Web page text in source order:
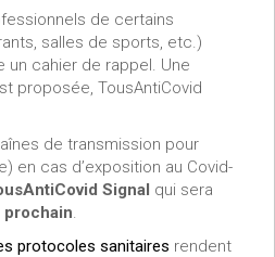
de certains
salles de sports, etc.)
cahier de rappel. Une
proposée, TousAntiCovid
de transmission pour
en cas d’exposition au Covid-
Signal qui sera
prochain.
protocoles sanitaires rendent